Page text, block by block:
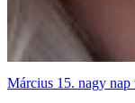
Március 15. nagy